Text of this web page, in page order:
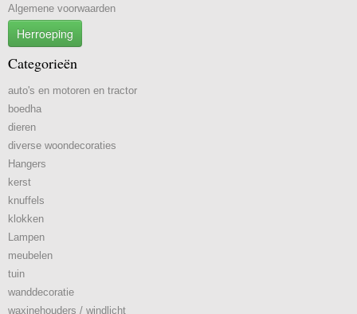
Algemene voorwaarden
Herroeping
Categorieën
auto's en motoren en tractor
boedha
dieren
diverse woondecoraties
Hangers
kerst
knuffels
klokken
Lampen
meubelen
tuin
wanddecoratie
waxinehouders / windlicht